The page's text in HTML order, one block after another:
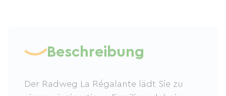
Beschreibung
Der Radweg La Régalante lädt Sie zu